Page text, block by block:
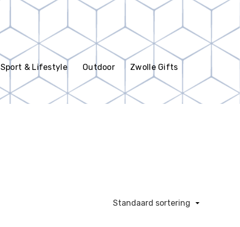
Sport & Lifestyle Outdoor Zwolle Gifts